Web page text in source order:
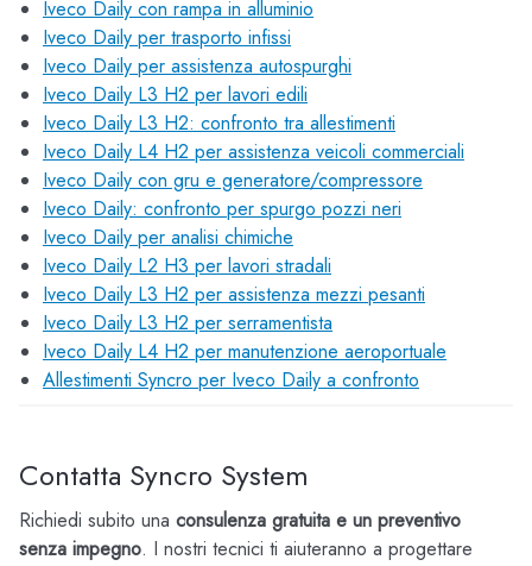
Iveco Daily con rampa in alluminio
Iveco Daily per trasporto infissi
Iveco Daily per assistenza autospurghi
Iveco Daily L3 H2 per lavori edili
Iveco Daily L3 H2: confronto tra allestimenti
Iveco Daily L4 H2 per assistenza veicoli commerciali
Iveco Daily con gru e generatore/compressore
Iveco Daily: confronto per spurgo pozzi neri
Iveco Daily per analisi chimiche
Iveco Daily L2 H3 per lavori stradali
Iveco Daily L3 H2 per assistenza mezzi pesanti
Iveco Daily L3 H2 per serramentista
Iveco Daily L4 H2 per manutenzione aeroportuale
Allestimenti Syncro per Iveco Daily a confronto
Contatta Syncro System
Richiedi subito una consulenza gratuita e un preventivo
senza impegno. I nostri tecnici ti aiuteranno a progettare